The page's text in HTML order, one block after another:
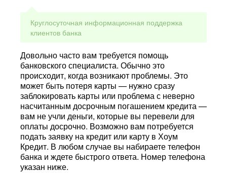
Круглосуточная информационная поддержка
клиентов банка
Довольно часто вам требуется помощь
банковского специалиста. Обычно это
происходит, когда возникают проблемы. Это
может быть потеря карты — нужно сразу
заблокировать карты или проблема с неверно
насчитанным досрочным погашением кредита —
вам не учли деньги, которые вы перевели для
оплаты досрочно. Возможно вам потребуется
подать заявку на кредит или карту в Хоум
Кредит. В любом случае вы набираете телефон
банка и ждете быстрого ответа. Номер телефона
указан ниже.